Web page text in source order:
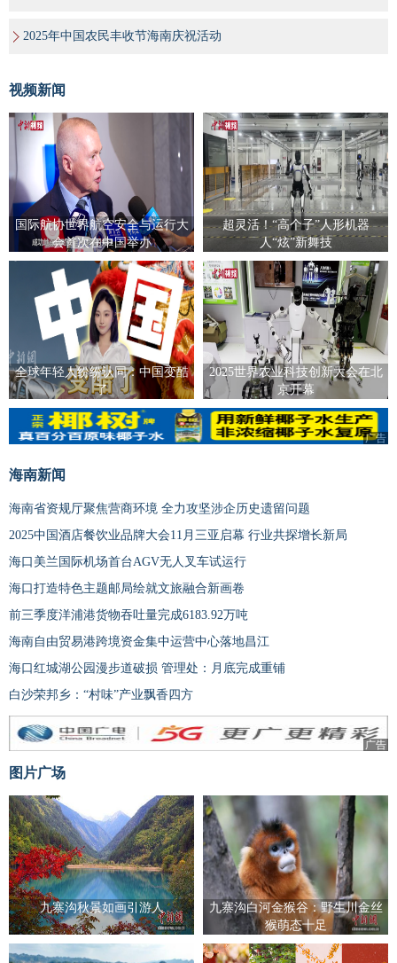
2025年中国农民丰收节海南庆祝活动
视频新闻
国际航协世界航空安全与运行大
会首次在中国举办
超灵活！“高个子”人形机器
人“炫”新舞技
全球年轻人纷纷认同：中国变酷
了
2025世界农业科技创新大会在北
京开幕
广告
海南新闻
海南省资规厅聚焦营商环境 全力攻坚涉企历史遗留问题
2025中国酒店餐饮业品牌大会11月三亚启幕 行业共探增长新局
海口美兰国际机场首台AGV无人叉车试运行
海口打造特色主题邮局绘就文旅融合新画卷
前三季度洋浦港货物吞吐量完成6183.92万吨
海南自由贸易港跨境资金集中运营中心落地昌江
海口红城湖公园漫步道破损 管理处：月底完成重铺
白沙荣邦乡：“村味”产业飘香四方
广告
图片广场
九寨沟秋景如画引游人
九寨沟白河金猴谷：野生川金丝
猴萌态十足